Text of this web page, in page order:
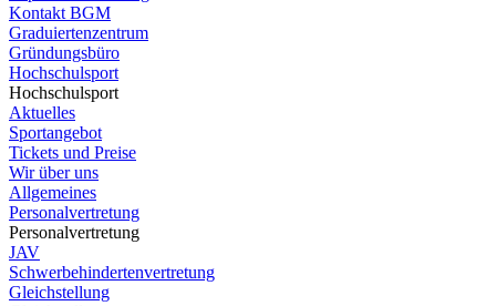
Kontakt BGM
Graduiertenzentrum
Gründungsbüro
Hochschulsport
Hochschulsport
Aktuelles
Sportangebot
Tickets und Preise
Wir über uns
Allgemeines
Personalvertretung
Personalvertretung
JAV
Schwerbehindertenvertretung
Gleichstellung